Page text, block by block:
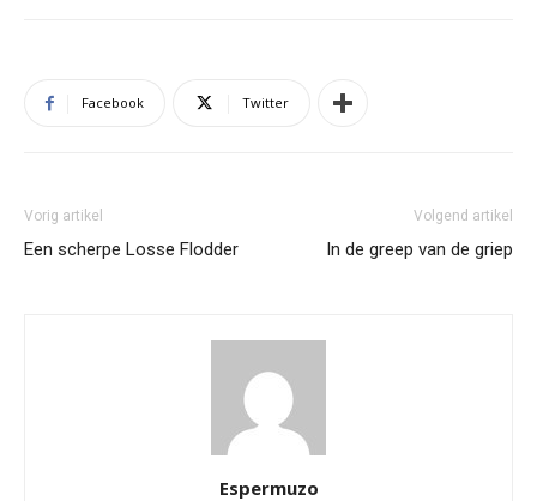
Facebook Twitter
Vorig artikel
Een scherpe Losse Flodder
Volgend artikel
In de greep van de griep
Espermuzo